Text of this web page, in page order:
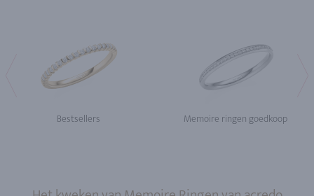
Bestsellers Memoire ringen goedkoop